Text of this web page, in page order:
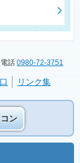
話 0980-72-3751
リンク集
ン